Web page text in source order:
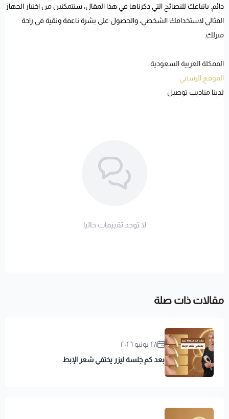
دائم. باتباعك للنصائح التي ذكرناها في هذا المقال، ستتمكنين من اختيار الجهاز
المثالي لاستخدامك الشخصي، والحصول على بشرة ناعمة ونقية في راحة
منزلك.
الممكلة العربية السعودية
الموقع الرسمي
لدينا مناديب توصيل
لا توجد تقييمات حاليا
مقالات ذات صلة
٢٨ يونيو ٢٠٢٦
بعد كم جلسة ليزر يختفي شعر الإبط